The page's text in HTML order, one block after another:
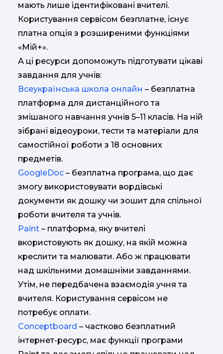
мають лише ідентифіковані вчителі.
Користування сервісом безплатне, існує
платна опція з розширеними функціями
«Мій+».
А ці ресурси допоможуть підготувати цікаві
завдання для учнів:
Всеукраїнська школа онлайн – безплатна
платформа для дистанційного та
змішаного навчання учнів 5–11 класів. На ній
зібрані відеоуроки, тести та матеріали для
самостійної роботи з 18 основних
предметів.
GoogleDoc – безплатна програма, що дає
змогу використовувати вордівські
документи як дошку чи зошит для спільної
роботи вчителя та учнів.
Paint – платформа, яку вчителі
вкористовують як дошку, на якій можна
креслити та малювати. Або ж працювати
над шкільними домашніми завданнями.
Утім, не передбачена взаємодія учня та
вчителя. Користування сервісом не
потребує оплати.
Сonceptboard – частково безплатний
інтернет-ресурс, має функції програми